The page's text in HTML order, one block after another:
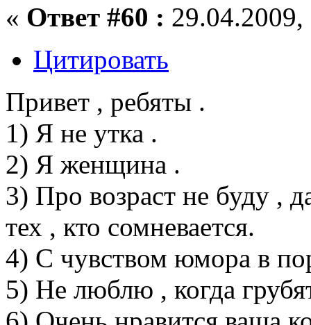
« Ответ #60 :
Цитировать
Привет , ребяты .
1) Я не утка .
2) Я женщина .
3) Про возраст не буду ,
тех , кто сомневается.
4) С чувством юмора в
5) Не люблю , когда